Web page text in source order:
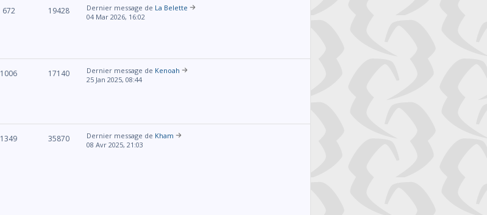
672 19428 Dernier message de La Belette
04 Mar 2026, 16:02
1006 17140 Dernier message de Kenoah
25 Jan 2025, 08:44
1349 35870 Dernier message de Kham
08 Avr 2025, 21:03